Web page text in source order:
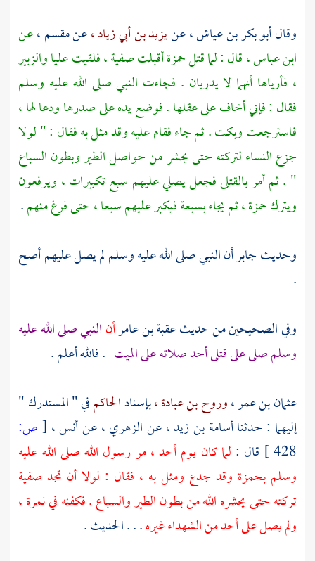
وقالأبو بكر بن عياش ،عنيزيد بن أبي زياد ،عنمقسم ،عن
ابن عباس ،قال : لما قتلحمزةأقبلتصفية ،فلقيتعلياوالزبير
، فأرياها أنهما لا يدريان . فجاءت النبي صلى الله عليه وسلم
فقال : فإني أخاف على عقلها . فوضع يده على صدرها ودعا لها ،
فاسترجعت وبكت . ثم جاء فقام عليه وقد مثل به فقال : " لولا
جزع النساء لتركته حتى يحشر من حواصل الطير وبطون السباع
" . ثم أمر بالقتلى فجعل يصلي عليهم سبع تكبيرات ، ويرفعون
ويتركحمزة ،ثم يجاء بسبعة فيكبر عليهم سبعا ، حتى فرغ منهم.
وحديثجابرأن النبي صلى الله عليه وسلم لم يصل عليهم أصح
.
وفي الصحيحين من حديثعقبة بن عامرأنالنبي صلى الله عليه
وسلم صلى على قتلىأحدصلاته على الميت . فالله أعلم .
عثمان بن عمر ،وروح بن عبادة ،بإسنادالحاكمفي " المستدرك "
إليهما : حدثناأسامة بن زيد ،عنالزهري ،عنأنس ، [ص:
428 ] قال : لما كان يومأحد ،مر رسول الله صلى الله عليه
وسلمبحمزة وقد جدع ومثل به ، فقال : لولا أن تجد صفية
تركته حتى يحشره الله من بطون الطير والسباع . فكفنه في نمرة ،
ولم يصل علىأحدمن الشهداء غيره. . . الحديث .